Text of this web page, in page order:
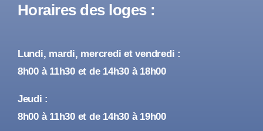
Horaires des loges :
Lundi, mardi, mercredi et vendredi :
8h00 à 11h30 et de 14h30 à 18h00
Jeudi :
8h00 à 11h30 et de 14h30 à 19h00